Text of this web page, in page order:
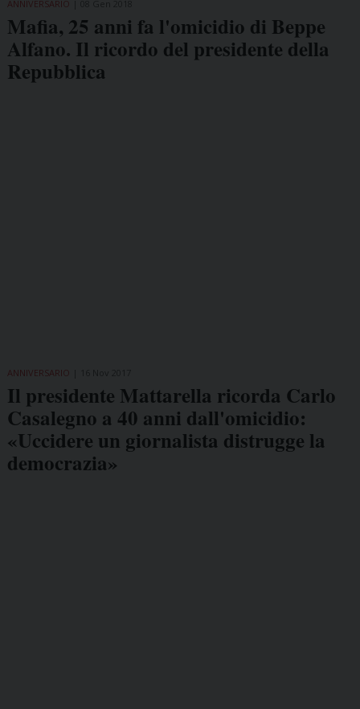
ANNIVERSARIO
Mafia, 25 anni fa l'omicidio di Beppe
Alfano. Il ricordo del presidente della
Repubblica
ANNIVERSARIO
Il presidente Mattarella ricorda Carlo
Casalegno a 40 anni dall'omicidio:
«Uccidere un giornalista distrugge la
democrazia»